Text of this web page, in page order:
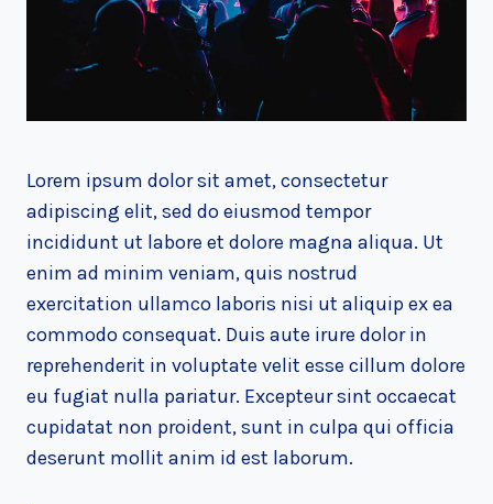
Lorem ipsum dolor sit amet, consectetur
adipiscing elit, sed do eiusmod tempor
incididunt ut labore et dolore magna aliqua. Ut
enim ad minim veniam, quis nostrud
exercitation ullamco laboris nisi ut aliquip ex ea
commodo consequat. Duis aute irure dolor in
reprehenderit in voluptate velit esse cillum dolore
eu fugiat nulla pariatur. Excepteur sint occaecat
cupidatat non proident, sunt in culpa qui officia
deserunt mollit anim id est laborum.